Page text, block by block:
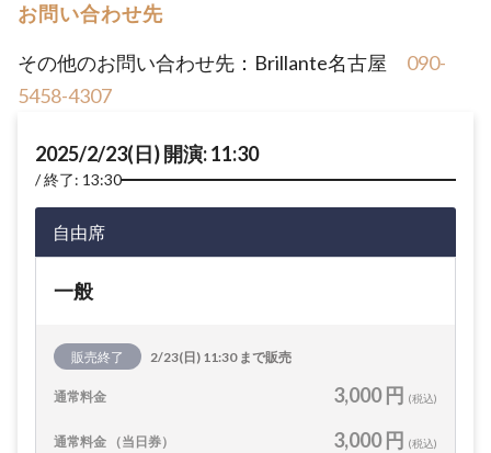
お問い合わせ先
その他のお問い合わせ先：Brillante名古屋 090-
5458-4307
2025/2/23(日) 開演: 11:30
終了: 13:30
自由席
一般
販売終了 2/23(日) 11:30 まで販売
通常料金 3,000 円 (税込)
通常料金 （当日券） 3,000 円 (税込)